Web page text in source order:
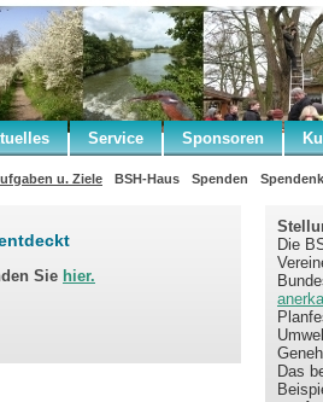
Service Sponsoren
u. Ziele BSH-Haus Spenden
Sie hier.
Die
Das